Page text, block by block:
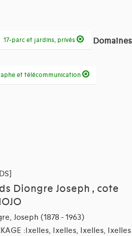
17-parc et jardins, privés
Domaines
et télécommunication
Diongre Joseph , cote
Joseph (1878 - 1963)
:Ixelles, Ixelles, Ixelles, Ixelles